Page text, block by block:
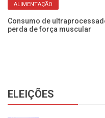
ALIMENTAÇÃO
Consumo de
perda de força muscular
ELEIÇÕES